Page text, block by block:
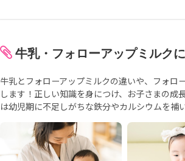
牛乳・フォローアップミルク
牛乳とフォローアップミルクの違いや、フォロ
します！正しい知識を身につけ、お子さまの成
は幼児期に不足しがちな鉄分やカルシウムを補い